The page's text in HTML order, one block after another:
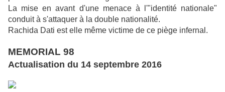
La mise en avant d'une menace à l'"identité nationale"
conduit à s'attaquer à la double nationalité.
Rachida Dati est elle même victime de ce piège infernal.
MEMORIAL 98
Actualisation du 14 septembre 2016